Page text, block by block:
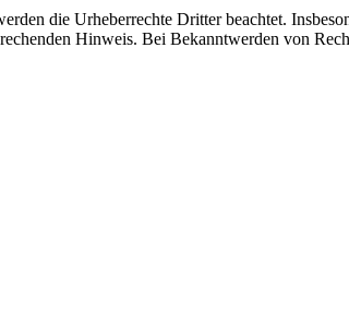
die Urheberrechte Dritter beachtet.
Hinweis. Bei Bekanntwerden von